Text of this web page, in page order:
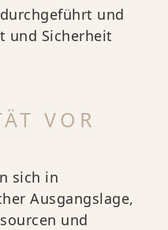
und
und Sicherheit
VOR
sich in
Ausgangslage,
und